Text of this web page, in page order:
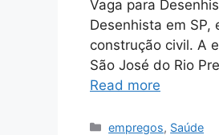
Vaga para
Desenhista em
construção civil. A
São José do Rio
Read more
Categories
empregos, Saúde